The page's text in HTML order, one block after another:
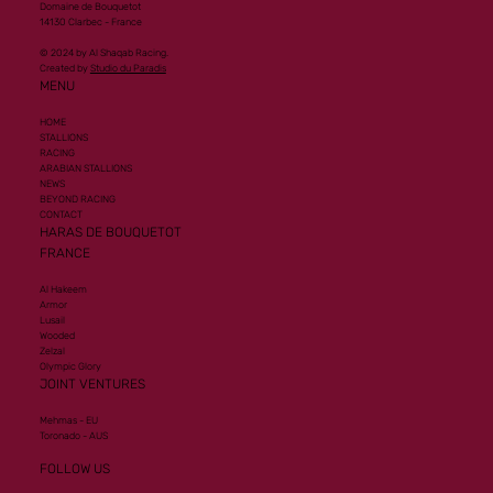
Domaine de Bouquetot
14130 Clarbec - France
© 2024 by Al Shaqab Racing.
Created by Studio du Paradis
MENU
HOME
STALLIONS
RACING
ARABIAN STALLIONS
NEWS
BEYOND RACING
CONTACT
HARAS DE BOUQUETOT
FRANCE
Al Hakeem
Armor
Lusail
Wooded
Zelzal
Olympic Glory
JOINT VENTURES
Mehmas - EU
Toronado - AUS
FOLLOW US